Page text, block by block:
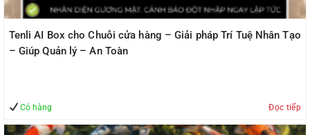
Tenli AI Box cho Chuỗi cửa hàng – Giải pháp Trí Tuệ Nhân Tạo
– Giúp Quản lý – An Toàn
Có hàng Đọc tiếp